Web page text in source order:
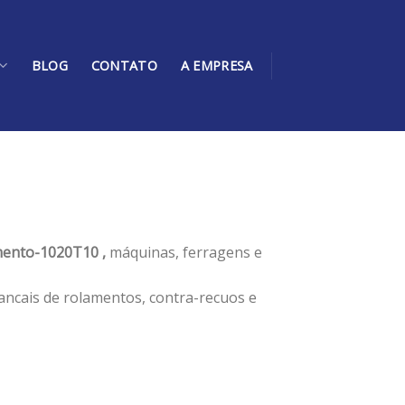
BLOG CONTATO A EMPRESA
1020T10 , máquinas, ferragens e
de rolamentos, contra-recuos e